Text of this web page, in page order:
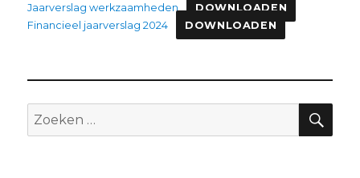
Jaarverslag werkzaamheden
DOWNLOADEN
Financieel jaarverslag 2024
DOWNLOADEN
Zoeken
naar: